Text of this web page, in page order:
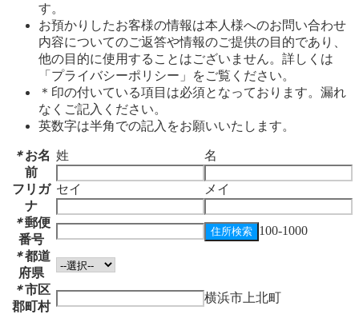
す。
お預かりしたお客様の情報は本人様へのお問い合わせ
内容についてのご返答や情報のご提供の目的であり、
他の目的に使用することはございません。詳しくは
「プライバシーポリシー」をご覧ください。
＊印の付いている項目は必須となっております。漏れ
なくご記入ください。
英数字は半角での記入をお願いいたします。
＊お名
前
姓 名
フリガ
ナ
セイ メイ
＊郵便
番号
100-1000
＊都道
府県
＊市区
郡町村
横浜市上北町